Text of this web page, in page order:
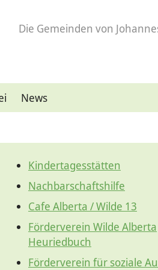
Die Gemeinden von
News
Kindertagesstätten
Nachbarschaftshilfe
Cafe Alberta / Wilde 13
Förderverein Wilde Alberta
Heuriedbuch
Förderverein für soziale